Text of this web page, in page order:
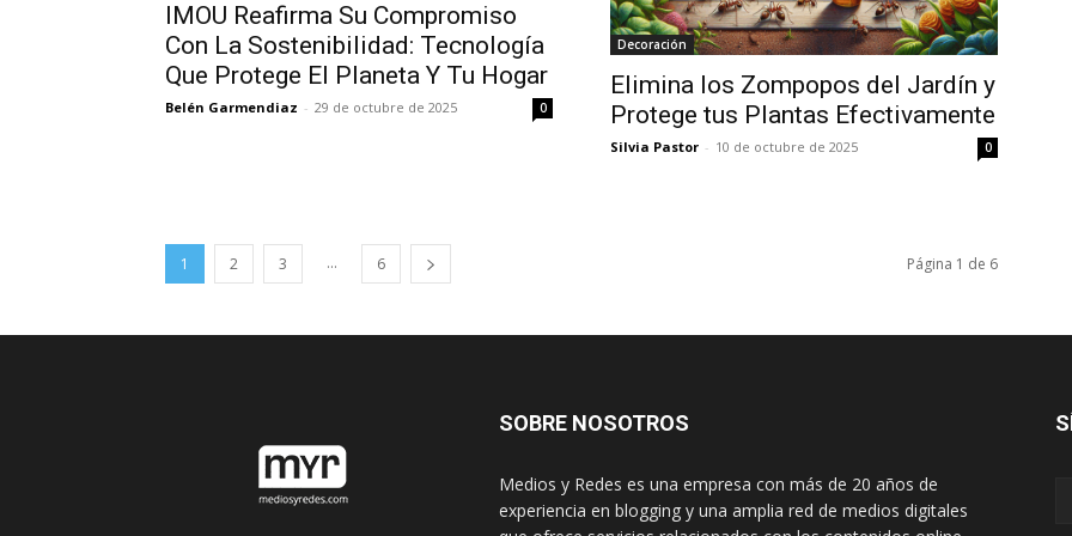
IMOU Reafirma Su Compromiso
Con La Sostenibilidad: Tecnología
Que Protege El Planeta Y Tu Hogar
Belén Garmendiaz - 29 de octubre de 2025 0
Decoración
Elimina los Zompopos del Jardín y
Protege tus Plantas Efectivamente
Silvia Pastor - 10 de octubre de 2025 0
1 2 3 ... 6 Página 1 de 6
SOBRE NOSOTROS
Medios y Redes es una empresa con más de 20 años de
experiencia en blogging y una amplia red de medios digitales